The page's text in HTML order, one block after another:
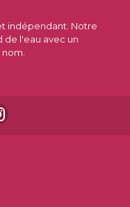
indépendant. Notre
de l'eau avec un